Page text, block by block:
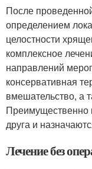
После
определением
целостности
комплексное
направлений
консервативная
вмешательство, а
Преимущественно
друга и
Лечение без